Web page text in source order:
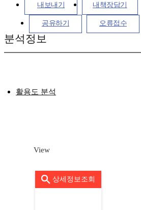
내보내기 내책장담기
공유하기 오류접수
분석정보
활용도 분석
View
상세정보조회